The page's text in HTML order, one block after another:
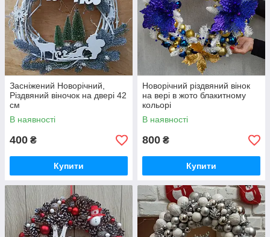
Засніжений Новорічний,
Різдвяний віночок на двері 42
см
В наявності
400 ₴
Купити
Новорічний різдвяний вінок
на вері в жото блакитному
кольорі
В наявності
800 ₴
Купити